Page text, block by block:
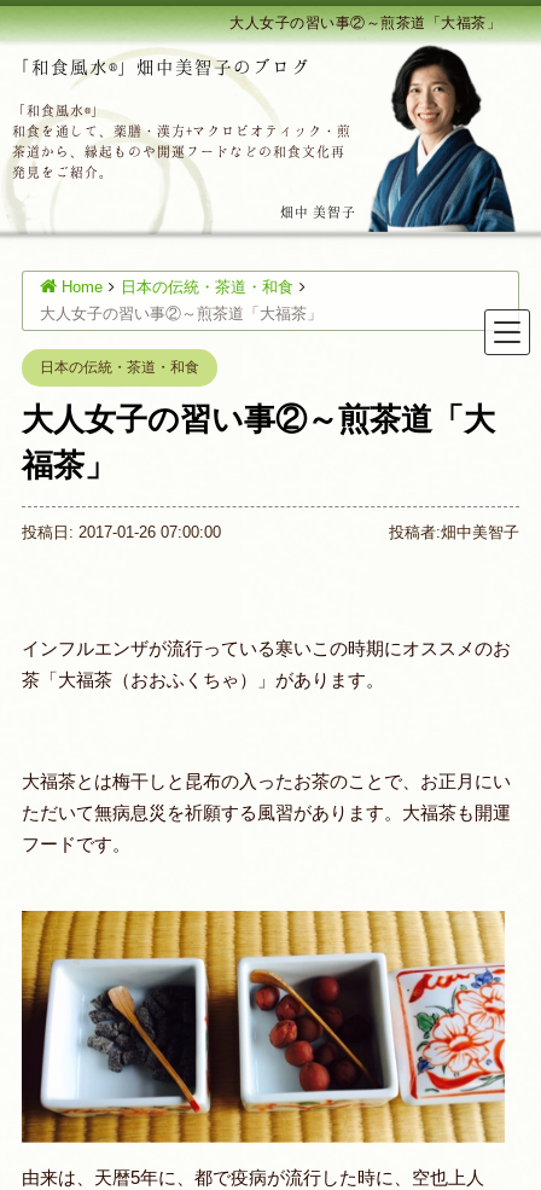
大人女子の習い事②～煎茶道「大福茶」
「和食風水®」畑中美智子のブログ
「和食風水®」
和食を通して、薬膳・漢方+マクロビオティック・煎
茶道から、縁起ものや開運フードなどの和食文化再
発見をご紹介。
畑中 美智子
Home
日本の伝統・茶道・和食
大人女子の習い事②～煎茶道「大福茶」
日本の伝統・茶道・和食
大人女子の習い事②～煎茶道「大
福茶」
投稿日: 2017-01-26 07:00:00 投稿者:畑中美智子
インフルエンザが流行っている寒いこの時期にオススメのお
茶「大福茶（おおふくちゃ）」があります。
大福茶とは梅干しと昆布の入ったお茶のことで、お正月にい
ただいて無病息災を祈願する風習があります。大福茶も開運
フードです。
由来は、天暦5年に、都で疫病が流行した時に、空也上人